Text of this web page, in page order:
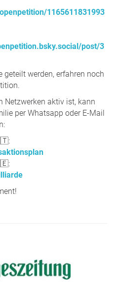
1165611831993
post/3
geteilt werden, erfahren noch
Netzwerken aktiv ist, kann
per Whatsapp oder E-Mail